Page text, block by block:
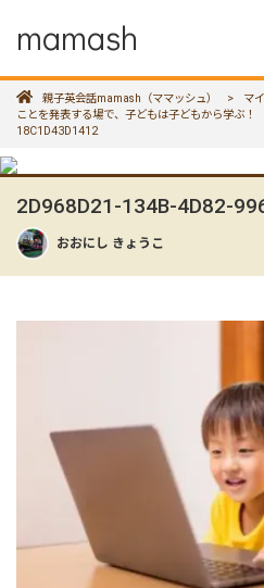
mamash
親子英会話mamash（ママッシュ） > マ
ことを発表する場で、子どもは子どもから学ぶ！
18C1D43D1412
2D968D21-134B-4D82-
おおにし きょうこ